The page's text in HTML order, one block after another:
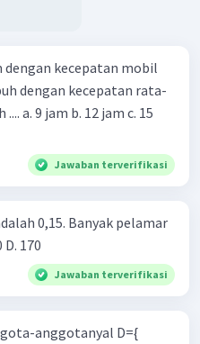
dengan kecepatan mobil
dengan kecepatan rata-
15
Jawaban terverifikasi
0,15. Banyak pelamar
170
Jawaban terverifikasi
anggotanyal D={